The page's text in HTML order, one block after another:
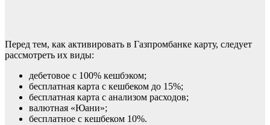
Перед тем, как активировать в Газпромбанке карту, следует
рассмотреть их виды:
дебетовое с 100% кешбэком;
бесплатная карта с кешбеком до 15%;
бесплатная карта с анализом расходов;
валютная «Юани»;
бесплатное с кешбеком 10%.